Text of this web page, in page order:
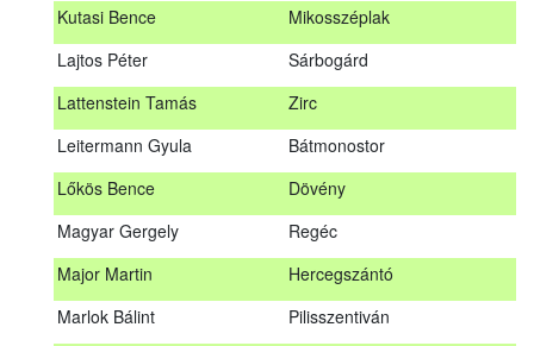
Kutasi Bence
Mikosszéplak
Lajtos Péter
Sárbogárd
Lattenstein Tamás
Zirc
Leitermann Gyula
Bátmonostor
Lőkös Bence
Dövény
Magyar Gergely
Regéc
Major Martin
Hercegszántó
Marlok Bálint
Pilisszentiván
Kovács Dániel
Sárbogárd
Lattenstein Tamás
Zirc
Leitermann Gyula
Bátmonostor